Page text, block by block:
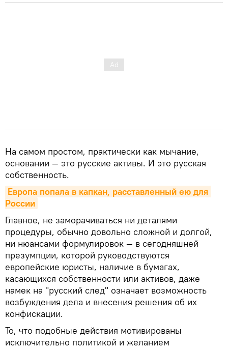
На самом простом, практически как мычание,
основании — это русские активы. И это русская
собственность.
Европа попала в капкан, расставленный ею для
России
Главное, не заморачиваться ни деталями
процедуры, обычно довольно сложной и долгой,
ни нюансами формулировок — в сегодняшней
презумпции, которой руководствуются
европейские юристы, наличие в бумагах,
касающихся собственности или активов, даже
намек на "русский след" означает возможность
возбуждения дела и внесения решения об их
конфискации.
То, что подобные действия мотивированы
исключительно политикой и желанием